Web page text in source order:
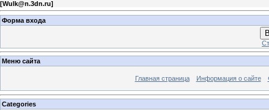
[Wulk@n.3dn.ru]
Форма входа
Меню сайта
Главная страница Информация о сайте
Categories